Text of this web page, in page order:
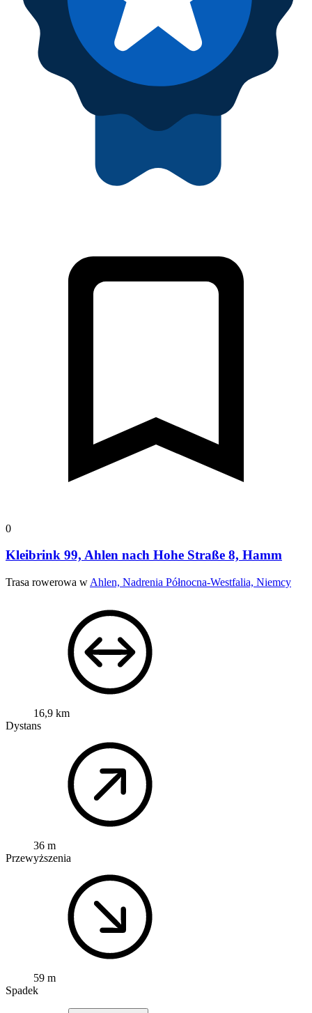
0
Kleibrink 99, Ahlen nach Hohe Straße 8, Hamm
Trasa rowerowa w Ahlen, Nadrenia Północna-Westfalia, Niemcy
16,9 km
Dystans
36 m
Przewyższenia
59 m
Spadek